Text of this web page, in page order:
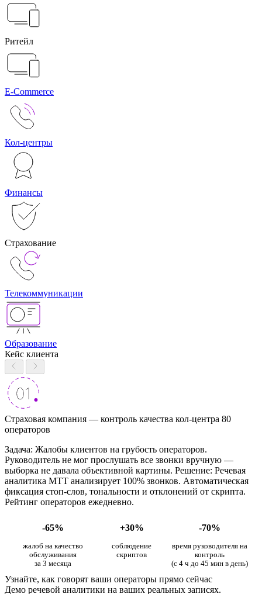
Ритейл
E-Commerce
Кол-центры
Финансы
Страхование
Телекоммуникации
Образование
Кейс клиента
Страховая компания — контроль качества кол-центра 80
операторов
Задача: Жалобы клиентов на грубость операторов.
Руководитель не мог прослушать все звонки вручную —
выборка не давала объективной картины. Решение: Речевая
аналитика МТТ анализирует 100% звонков. Автоматическая
фиксация стоп-слов, тональности и отклонений от скрипта.
Рейтинг операторов ежедневно.
-65% +30% -70%
жалоб на качество
обслуживания
за 3 месяца
соблюдение
скриптов
время руководителя на
контроль
(с 4 ч до 45 мин в день)
Узнайте, как говорят ваши операторы прямо сейчас
Демо речевой аналитики на ваших реальных записях.